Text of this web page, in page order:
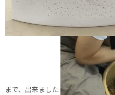
まで、出来ました